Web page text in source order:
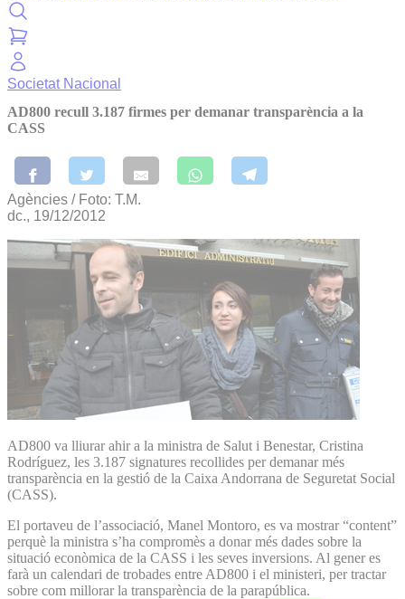
Societat Nacional
AD800 recull 3.187 firmes per demanar transparència a la
CASS
Agències / Foto: T.M.
dc., 19/12/2012
AD800 va lliurar ahir a la ministra de Salut i Benestar, Cristina
Rodríguez, les 3.187 signatures recollides per demanar més
transparència en la gestió de la Caixa Andorrana de Seguretat Social
(CASS).
El portaveu de l’associació, Manel Montoro, es va mostrar “content”
perquè la ministra s’ha compromès a donar més dades sobre la
situació econòmica de la CASS i les seves inversions. Al gener es
farà un calendari de trobades entre AD800 i el ministeri, per tractar
sobre com millorar la transparència de la parapública.